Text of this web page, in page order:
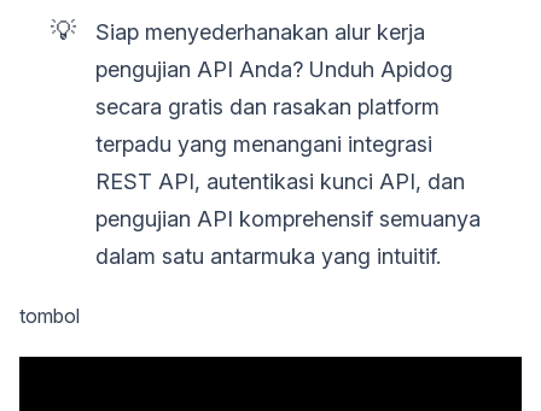
💡
Siap menyederhanakan alur kerja
pengujian API Anda? Unduh Apidog
secara gratis dan rasakan platform
terpadu yang menangani integrasi
REST API, autentikasi kunci API, dan
pengujian API komprehensif semuanya
dalam satu antarmuka yang intuitif.
tombol